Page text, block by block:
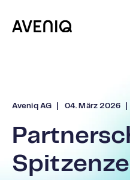
Aveniq AG 04. März 2026